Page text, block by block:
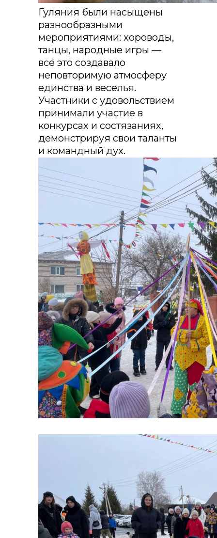
Гуляния были насыщены
разнообразными
мероприятиями: хороводы,
танцы, народные игры —
всё это создавало
неповторимую атмосферу
единства и веселья.
Участники с удовольствием
принимали участие в
конкурсах и состязаниях,
демонстрируя свои таланты
и командный дух.